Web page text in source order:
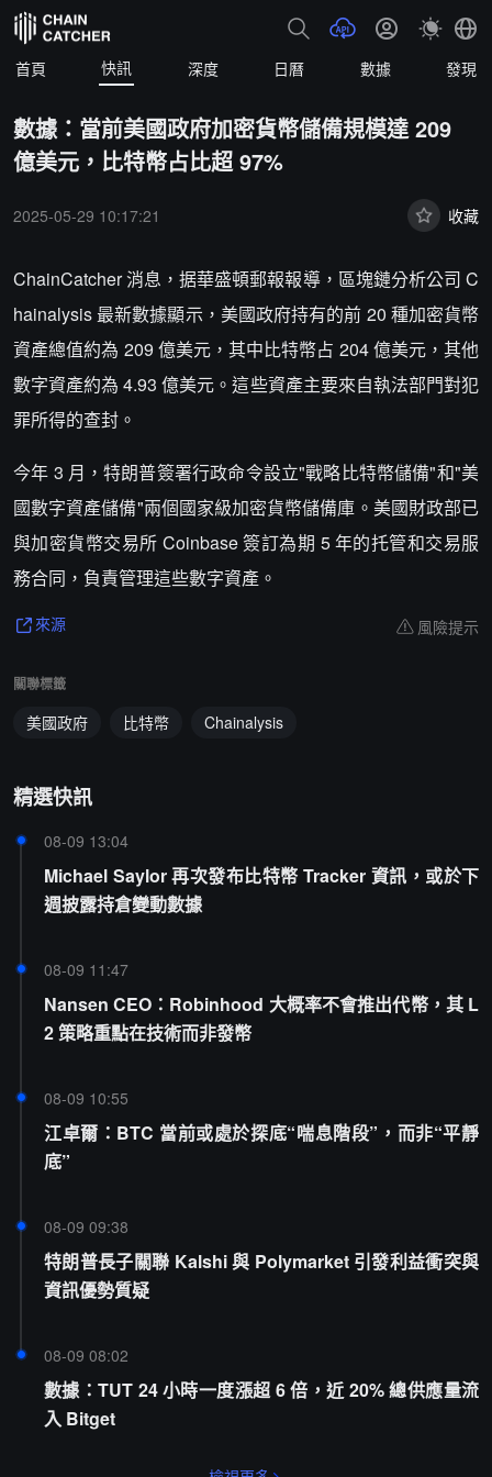
首頁 快訊 深度 日曆 數據 發現
數據：當前美國政府加密貨幣儲備規模達 209
億美元，比特幣占比超 97%
2025-05-29 10:17:21 收藏
ChainCatcher 消息，据華盛頓郵報報導，區塊鏈分析公司 C
hainalysis 最新數據顯示，美國政府持有的前 20 種加密貨幣
資產總值約為 209 億美元，其中比特幣占 204 億美元，其他
數字資產約為 4.93 億美元。這些資產主要來自執法部門對犯
罪所得的查封。
今年 3 月，特朗普簽署行政命令設立"戰略比特幣儲備"和"美
國數字資產儲備"兩個國家級加密貨幣儲備庫。美國財政部已
與加密貨幣交易所 Coinbase 簽訂為期 5 年的托管和交易服
務合同，負責管理這些數字資產。
來源 風險提示
關聯標籤
美國政府 比特幣 Chainalysis
精選快訊
08-09 13:04
Michael Saylor 再次發布比特幣 Tracker 資訊，或於下
週披露持倉變動數據
08-09 11:47
Nansen CEO：Robinhood 大概率不會推出代幣，其 L
2 策略重點在技術而非發幣
08-09 10:55
江卓爾：BTC 當前或處於探底“喘息階段”，而非“平靜
底”
08-09 09:38
特朗普長子關聯 Kalshi 與 Polymarket 引發利益衝突與
資訊優勢質疑
08-09 08:02
數據：TUT 24 小時一度漲超 6 倍，近 20% 總供應量流
入 Bitget